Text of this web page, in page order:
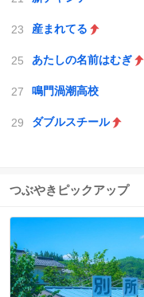
産まれてる
あたしの名前はむぎ
鳴門渦潮高校
ダブルスチール
つぶやきピックアップ